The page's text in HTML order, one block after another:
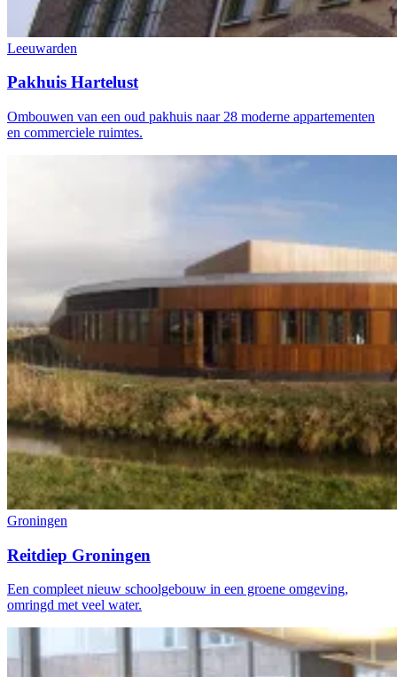
Leeuwarden
Pakhuis Hartelust
Ombouwen van een oud pakhuis naar 28 moderne appartementen
en commerciele ruimtes.
Groningen
Reitdiep Groningen
Een compleet nieuw schoolgebouw in een groene omgeving,
omringd met veel water.